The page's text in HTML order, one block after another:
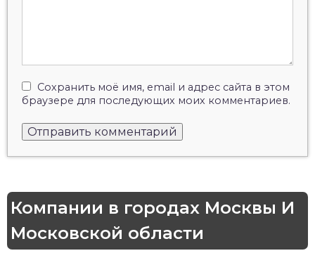
Сохранить моё имя, email и адрес сайта в этом
браузере для последующих моих комментариев.
Компании в городах Москвы И
Московской области